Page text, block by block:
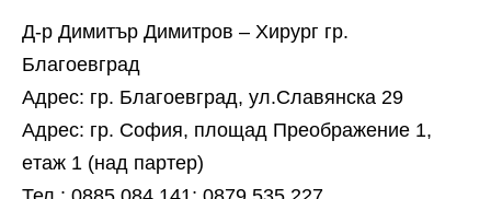
Д-р Димитър Димитров – Хирург гр.
Благоевград
Адрес: гр. Благоевград, ул.Славянска 29
Адрес: гр. София, площад Преображение 1,
eтаж 1 (над партер)